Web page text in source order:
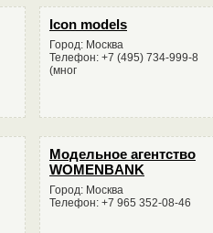
Icon models
Город: Москва
Телефон: +7 (495) 734-999-8
(мног
Модельное агентство
WOMENBANK
Город: Москва
Телефон: +7 965 352-08-46